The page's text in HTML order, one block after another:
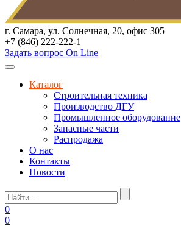
г. Самара, ул. Солнечная, 20, офис 305
+7 (846) 222-222-1
Задать вопрос On Line
Каталог
Строительная техника
Производство ДГУ
Промышленное оборудование
Запасные части
Распродажа
О нас
Контакты
Новости
0
0